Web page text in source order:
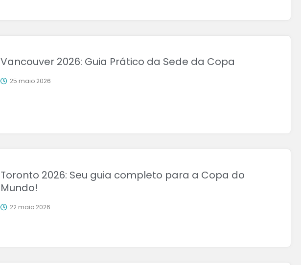
Vancouver 2026: Guia Prático da Sede da Copa
25 maio 2026
Toronto 2026: Seu guia completo para a Copa do
Mundo!
22 maio 2026